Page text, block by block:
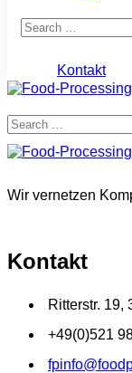
Kontakt
Wir vernetzen
Kontakt
Ritterstr. 19,
+49(0)521